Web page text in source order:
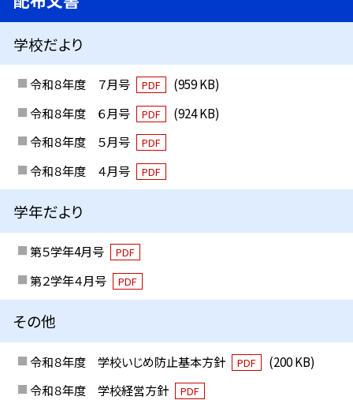
学校だより
令和８年度 ７月号 PDF
(959 KB)
令和８年度 ６月号
PDF
(924 KB)
令和８年度 ５月号
PDF
令和８年度 ４月号 PDF
学年だより
第５学年4月号 PDF
第２学年４月号 PDF
その他
令和８年度 学校いじめ防止基本方針 PDF
(200 KB)
令和８年度 学校経営方針
PDF